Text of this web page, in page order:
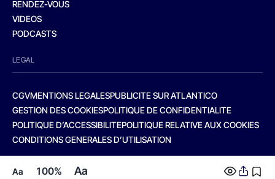
Aa 100% Aa
RENDEZ-VOUS
VIDEOS
PODCASTS
LEGAL
CGVMENTIONS LEGALESPUBLICITE SUR ATLANTICO
GESTION DES COOKIESPOLITIQUE DE CONFIDENTIALITE
POLITIQUE D’ACCESSIBILITEPOLITIQUE RELATIVE AUX COOKIES
CONDITIONS GENERALES D’UTILISATION